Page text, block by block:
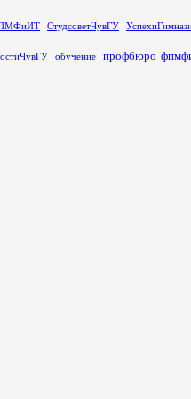
СтудсоветЧувГУ
обучение